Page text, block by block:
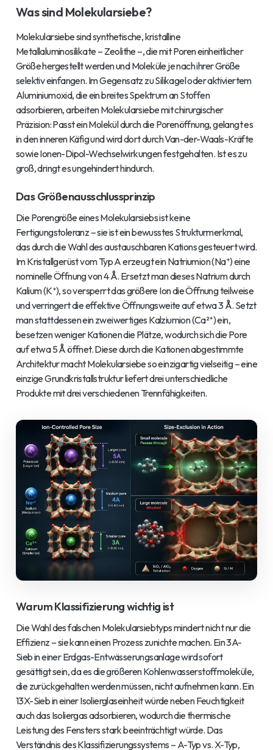
Was sind Molekularsiebe?
Molekularsiebe sind synthetische, kristalline
Metallaluminosilikate – Zeolithe –, die mit Poren einheitlicher
Größe hergestellt werden und Moleküle je nach ihrer Größe
selektiv einfangen. Im Gegensatz zu Silikagel oder aktiviertem
Aluminiumoxid, die ein breites Spektrum an Stoffen
adsorbieren, arbeiten Molekularsiebe mit chirurgischer
Präzision: Passt ein Molekül durch die Porenöffnung, gelangt es
in den inneren Käfig und wird dort durch Van-der-Waals-Kräfte
sowie Ionen-Dipol-Wechselwirkungen festgehalten. Ist es zu
groß, dringt es ungehindert hindurch.
Das Größenausschlussprinzip
Die Porengröße eines Molekularsiebs ist keine
Fertigungstoleranz – sie ist ein bewusstes Strukturmerkmal,
das durch die Wahl des austauschbaren Kations gesteuert wird.
Im Kristallgerüst vom Typ A erzeugt ein Natriumion (Na⁺) eine
nominelle Öffnung von 4 Å. Ersetzt man dieses Natrium durch
Kalium (K⁺), so versperrt das größere Ion die Öffnung teilweise
und verringert die effektive Öffnungsweite auf etwa 3 Å. Setzt
man stattdessen ein zweiwertiges Kalziumion (Ca²⁺) ein,
besetzen weniger Kationen die Plätze, wodurch sich die Pore
auf etwa 5 Å öffnet. Diese durch die Kationen abgestimmte
Architektur macht Molekularsiebe so einzigartig vielseitig – eine
einzige Grundkristallstruktur liefert drei unterschiedliche
Produkte mit drei verschiedenen Trennfähigkeiten.
Warum Klassifizierung wichtig ist
Die Wahl des falschen Molekularsiebtyps mindert nicht nur die
Effizienz – sie kann einen Prozess zunichte machen. Ein 3A-
Sieb in einer Erdgas-Entwässerungsanlage wird sofort
gesättigt sein, da es die größeren Kohlenwasserstoffmoleküle,
die zurückgehalten werden müssen, nicht aufnehmen kann. Ein
13X-Sieb in einer Isolierglaseinheit würde neben Feuchtigkeit
auch das Isoliergas adsorbieren, wodurch die thermische
Leistung des Fensters stark beeinträchtigt würde. Das
Verständnis des Klassifizierungssystems – A-Typ vs. X-Typ,